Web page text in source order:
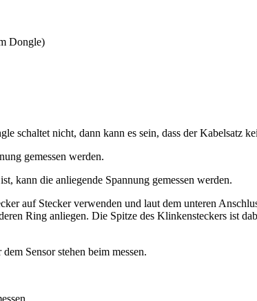
Dongle)
schaltet nicht, dann kann es sein, dass der Kabelsatz
gemessen werden.
kann die anliegende Spannung gemessen werden.
auf Stecker verwenden und laut dem unteren
Ring anliegen. Die Spitze des Klinkensteckers ist
Sensor stehen beim messen.